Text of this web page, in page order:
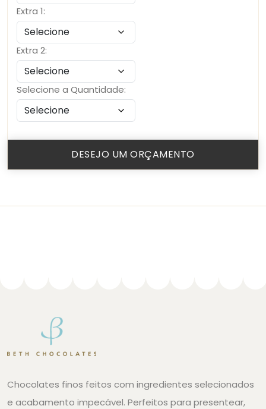
Extra 1:
Extra 2:
Selecione a Quantidade:
DESEJO UM ORÇAMENTO
Chocolates finos feitos com ingredientes selecionados
e acabamento impecável. Perfeitos para presentear,